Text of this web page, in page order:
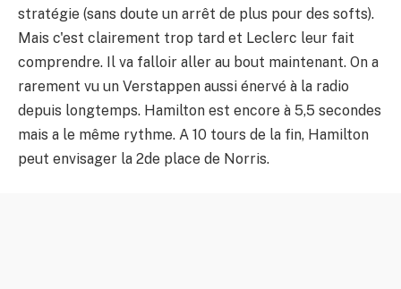
stratégie (sans doute un arrêt de plus pour des softs).
Mais c'est clairement trop tard et Leclerc leur fait
comprendre. Il va falloir aller au bout maintenant. On a
rarement vu un Verstappen aussi énervé à la radio
depuis longtemps. Hamilton est encore à 5,5 secondes
mais a le même rythme. A 10 tours de la fin, Hamilton
peut envisager la 2de place de Norris.